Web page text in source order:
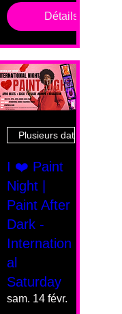
Détails
Plusieurs dates
I ❤️ Paint
Night |
Paint After
Dark -
Internation
al
Saturday
sam. 14 févr.